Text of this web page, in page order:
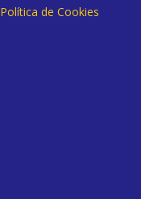
Política de Cookies